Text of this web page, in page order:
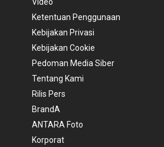
Video
Ketentuan Penggunaan
Kebijakan Privasi
Kebijakan Cookie
Pedoman Media Siber
Tentang Kami
Rilis Pers
BrandA
ANTARA Foto
Korporat